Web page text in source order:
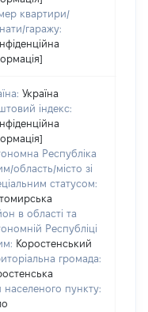
квартири/
гаражу:
Україна
індекс:
Республіка
область/місто зі
статусом:
в області та
Республіці
Коростенський
громада:
населеного пункту: